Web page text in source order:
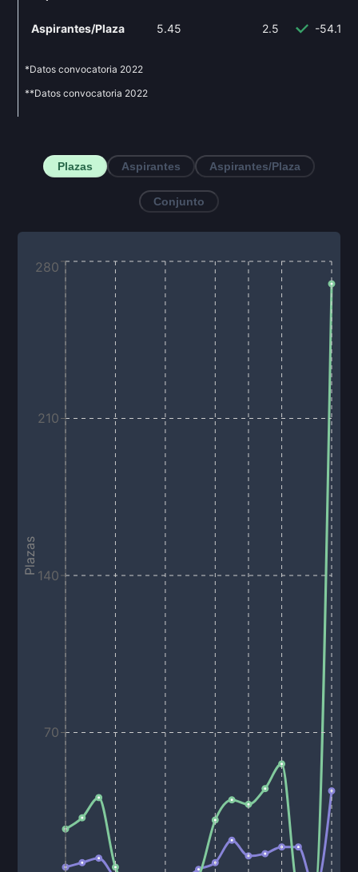
Aspirantes/Plaza 5.45 2.5 -54.13%
*Datos convocatoria 2022
**Datos convocatoria 2022
Plazas Aspirantes Aspirantes/Plaza
Conjunto
70
140
210
280
Plazas